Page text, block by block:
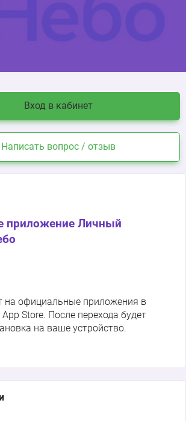
Вход в кабинет
Написать вопрос / отзыв
приложение Личный
на официальные приложения в
Store. После перехода будет
на ваше устройство.